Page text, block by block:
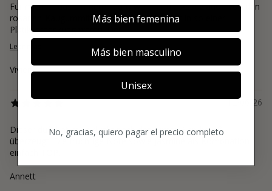
Für mich ist das ein Retro-duft, welcher die Assoziation von den
rosanen-Kaugummiteilen gibt, die aufgerollt in so einer
Platikverpackung waren. Der ...
Leer más
Vivien
12/06/26
Dieser duft hat mich direkt nach den ersten Sprühstoß
überzeugt. Die fruchtige Note sowie Jasmine als Kombnation
einfach TOP.
Annett
Más bien femenina
Más bien masculino
Unisex
No, gracias, quiero pagar el precio completo